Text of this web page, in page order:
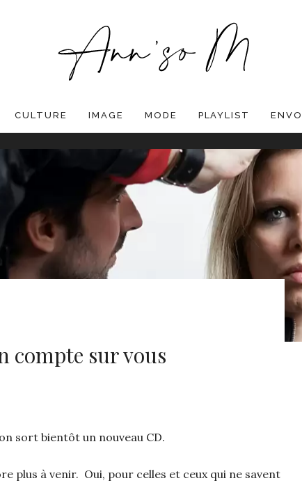
CULTURE IMAGE MODE PLAYLIST
compte sur vous
sort bientôt un nouveau CD.
plus à venir. Oui, pour celles et ceux qui ne savent